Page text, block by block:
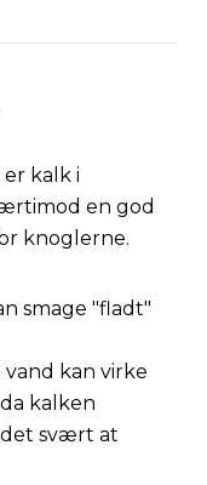
kalk i
en god
knoglerne.
smage "fladt"
kan virke
kalken
svært at